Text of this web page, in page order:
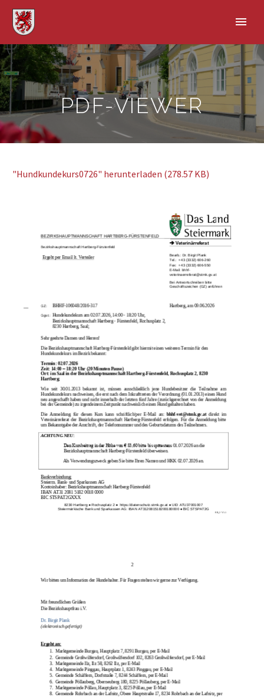
PDF-VIEWER
"Hundkundekurs0726" herunterladen (278.57 KB)
BEZIRKSHAUPTMANNSCHAFT HARTBERG-FÜRSTENFELD
Bezirkshauptmannschaft Hartberg-Fürstenfeld
Ergeht per Email lt. Verteiler
➔ Veterinärreferat
Bearb.: Dr. Birgit Plank
Tel.: +43 (3332) 606-260
Fax: +43 (3332) 606-550
E-Mail: bhhf-
veterinaerreferat@stmk.gv.at
Bei Antwortschreiben bitte
Geschäftszeichen (GZ) anführen
GZ: BHHF-106048/2016-317 Hartberg, am 09.06.2026
Ggst.: Hundekundekurs am 02.07.2026, 14:00 - 18:20 Uhr,
Bezirkshauptmannschaft Hartberg - Fürstenfeld, Rochusplatz 2,
8230 Hartberg, Saal;
8230 Hartberg ●Rochusplatz 2 ● https://datenschutz.stmk.gv.at ● UID ATU37001007
Steiermärkische Bank und Sparkassen AG: IBAN AT312081518200180000 ● BIC STSPAT2G
EB_2 V1.1
Sehr geehrte Damen und Herren!
Die Bezirkshauptmannschaft Hartberg-Fürstenfeld gibt hiermit einen weiteren Termin für den
Hundekundekurs im Bezirk bekannt:
Termin: 02.07.2026
Zeit: 14:00 – 18:20 Uhr (20 Minuten Pause)
Ort: im Saal in der Bezirkshauptmannschaft Hartberg-Fürstenfeld, Rochusplatz 2, 8230
Hartberg;
Wie seit 30.01.2013 bekannt ist, müssen ausschließlich jene Hundebesitzer die Teilnahme
am
Hundekundekurs nachweisen, die erst nach dem Inkrafttreten der Verordnung (01.01.2013) einen Hund
neu angeschafft haben und nicht innerhalb der letzten fünf Jahre (zurückgerechnet von der Anmeldung
bei der Gemeinde) zu irgendeinem Zeitpunkt nachweislich einen Hund gehalten haben.
Die Anmeldung für diesen Kurs kann schriftlich/per E-Mail an: bhhf-vet@stmk.gv.at direkt im
Veterinärreferat der Bezirkshauptmannschaft Hartberg-Fürstenfeld erfolgen. Für die Anmeldung bitte
um Bekanntgabe der Anschrift, der Telefonnummer und des Geburtsdatumsdes Teilnehmers.
ACHTUNG NEU:
Den Kursbeitrag in der Höhe von € 83,60 bitte bis spätestens 01 .07.2026 an die
Bezirkshauptmannschaft Hartberg-Fürstenfeld überweisen.
Als Verwendungszweck geben Sie bitte Ihren Namen und HKK 02.07.2026 an.
Bankverbindung:
Steierm. Bank- und Sparkassen AG
Kontoinhaber: Bezirkshauptmannschaft Hartberg-Fürstenfeld
IBAN AT31 2081 5182 0018 0000
BIC STSPAT2GXXX
2
Wir bitten um Information der Hundehalter. Für Fragen stehen wir gerne zur Verfügung.
Mit freundlichen Grüßen
Die Bezirkshauptfrau i.V.
Dr. Birgit Plank
(elektronisch gefertigt)
Ergeht an:
1. Marktgemeinde Burgau, Hauptplatz 7, 8291 Burgau, per E-Mail
2. Gemeinde Großwilfersdorf, Großwilfersdorf 102, 8263 Großwilfersdorf, per E-Mail
3. Marktgemeinde Ilz, Ilz 58, 8262 Ilz, per E-Mail
4. Marktgemeinde Pinggau, Hauptplatz 1, 8243 Pinggau, per E-Mail
5. Gemeinde Schäffern, Dorfstraße 7, 8244 Schäffern, per E-Mail
6. Gemeinde Pöllauberg, Oberneuberg 180, 8225 Pöllauberg, per E-Mail
7. Marktgemeinde Pöllau, Hauptplatz 3, 8225 Pöllau, per E-Mail
8. Gemeinde Rohrbach an der Lafnitz, Obere Hauptstraße 17, 8234 Rohrbach an der Lafnitz, per